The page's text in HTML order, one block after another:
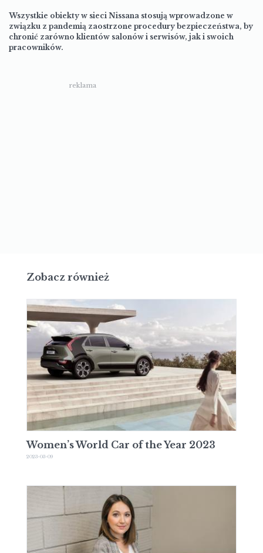
Wszystkie obiekty w sieci Nissana stosują wprowadzone w
związku z pandemią zaostrzone procedury bezpieczeństwa, by
chronić zarówno klientów salonów i serwisów, jak i swoich
pracowników.
reklama
Zobacz również
Women’s World Car of the Year 2023
2023-03-09